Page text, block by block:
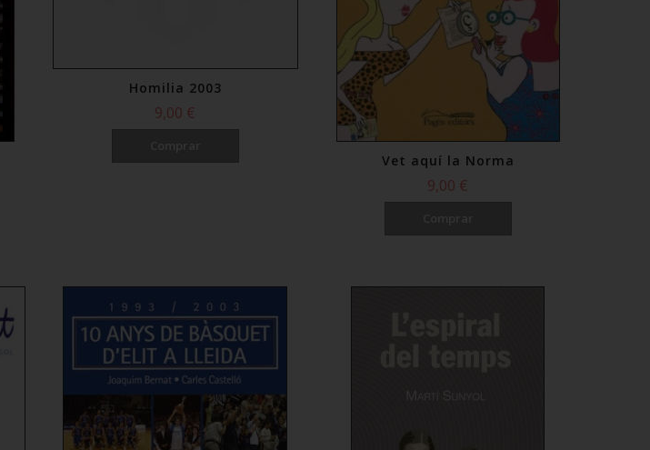
Homilia 2003
9,00 €
Vet aquí la Norma
9,00 €